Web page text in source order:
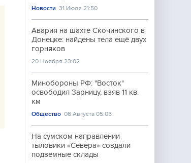
Новости 31 Июля 21:50
Авария на шахте Скочинского в
Донецке: найдены тела ещё двух
горняков
20 Ноября 23:02
Минобороны РФ: "Восток"
освободил Зарницу, взяв 11 кв.
км
Общество 06 Августа 05:05
На сумском направлении
тыловики «Севера» создали
подземные склады